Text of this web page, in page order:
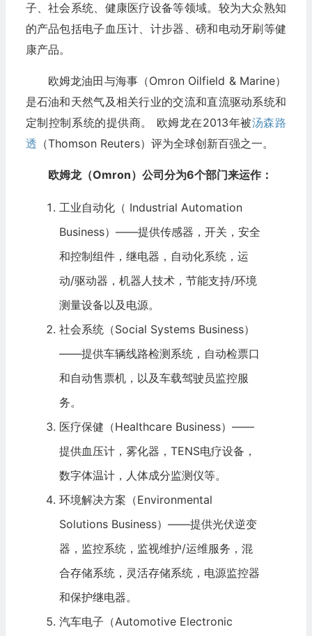
子、社会系统、健康医疗设备等领域。较为大众熟知
的产品包括电子血压计、计步器、磅和电动牙刷等健
康产品。
欧姆龙油田与海事（Omron Oilfield & Marine）
是石油和天然气及相关行业的交流和直流驱动系统和
定制控制系统的提供商。 欧姆龙在2013年被汤森路
透 （Thomson Reuters）评为全球创新百强之一。
欧姆龙（Omron）公司分为6个部门来运作：
工业自动化（ Industrial Automation
Business）——提供传感器，开关，安全
和控制组件，继电器，自动化系统，运
动/驱动器，机器人技术，节能支持/环境
测量设备以及电源。
社会系统（Social Systems Business）
——提供车辆线路检测系统，自动检票口
和自动售票机，以及车载驾驶员监控服
务。
医疗保健（Healthcare Business）——
提供血压计，雾化器，TENS电疗设备，
数字体温计，人体成分监测仪等。
环境解决方案（Environmental
Solutions Business）——提供光伏逆变
器，监控系统，监视维护/运维服务，混
合存储系统，灵活存储系统，电源监控器
和保护继电器。
汽车电子（Automotive Electronic